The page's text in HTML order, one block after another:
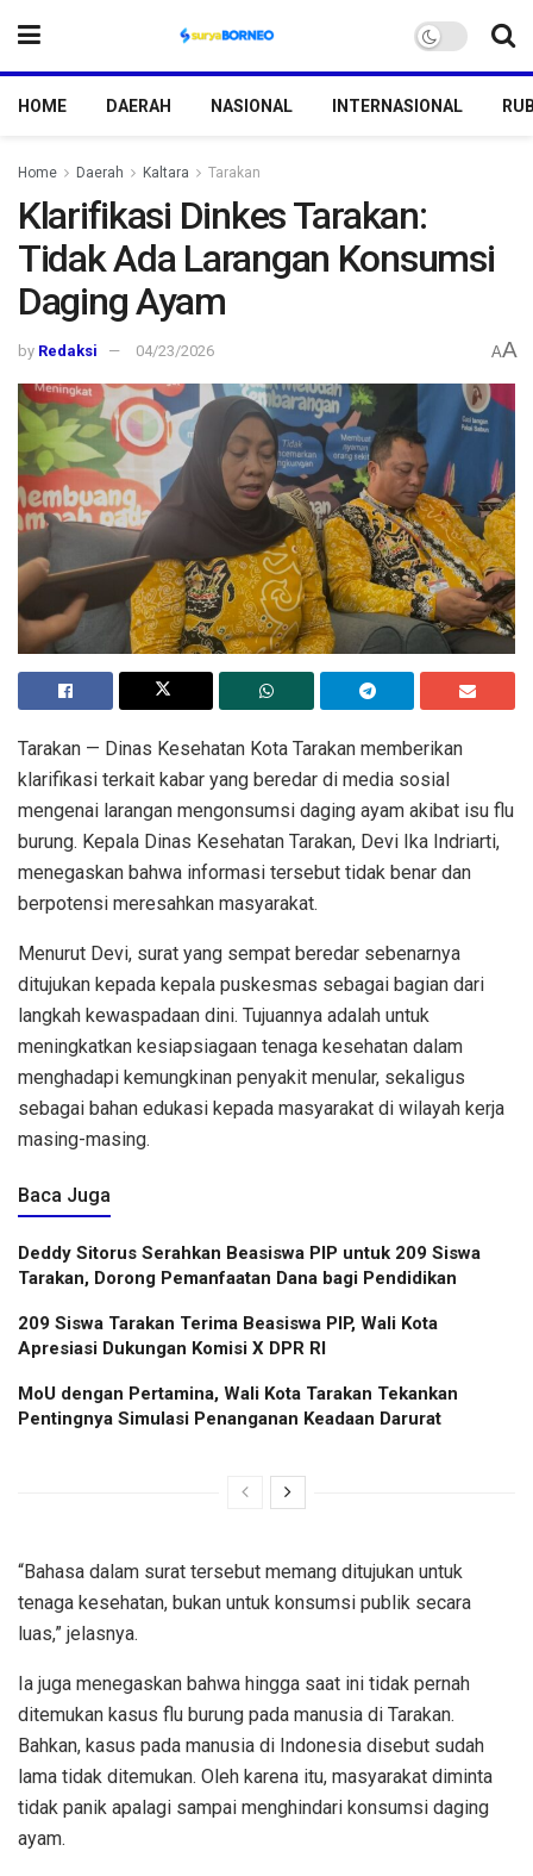
HOME DAERAH NASIONAL INTERNASIONAL
Home Daerah Kaltara Tarakan
Klarifikasi Dinkes Tarakan:
Tidak Ada Larangan Konsumsi
Daging Ayam
by Redaksi 04/23/2026 AA
Tarakan — Dinas Kesehatan Kota Tarakan memberikan
klarifikasi terkait kabar yang beredar di media sosial
mengenai larangan mengonsumsi daging ayam akibat isu flu
burung. Kepala Dinas Kesehatan Tarakan, Devi Ika Indriarti,
menegaskan bahwa informasi tersebut tidak benar dan
berpotensi meresahkan masyarakat.
Menurut Devi, surat yang sempat beredar sebenarnya
ditujukan kepada kepala puskesmas sebagai bagian dari
langkah kewaspadaan dini. Tujuannya adalah untuk
meningkatkan kesiapsiagaan tenaga kesehatan dalam
menghadapi kemungkinan penyakit menular, sekaligus
sebagai bahan edukasi kepada masyarakat di wilayah kerja
masing-masing.
Baca Juga
Deddy Sitorus Serahkan Beasiswa PIP untuk 209 Siswa
Tarakan, Dorong Pemanfaatan Dana bagi Pendidikan
209 Siswa Tarakan Terima Beasiswa PIP, Wali Kota
Apresiasi Dukungan Komisi X DPR RI
MoU dengan Pertamina, Wali Kota Tarakan Tekankan
Pentingnya Simulasi Penanganan Keadaan Darurat
“Bahasa dalam surat tersebut memang ditujukan untuk
tenaga kesehatan, bukan untuk konsumsi publik secara
luas,” jelasnya.
Ia juga menegaskan bahwa hingga saat ini tidak pernah
ditemukan kasus flu burung pada manusia di Tarakan.
Bahkan, kasus pada manusia di Indonesia disebut sudah
lama tidak ditemukan. Oleh karena itu, masyarakat diminta
tidak panik apalagi sampai menghindari konsumsi daging
ayam.